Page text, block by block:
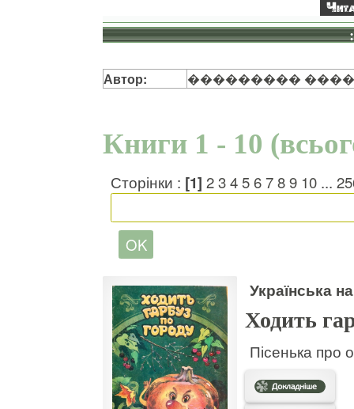
Автор: ���������
Книги 1 - 10
Сторінки : [1] 23456789 10 ...
Українська
Ходить
Пісенька про